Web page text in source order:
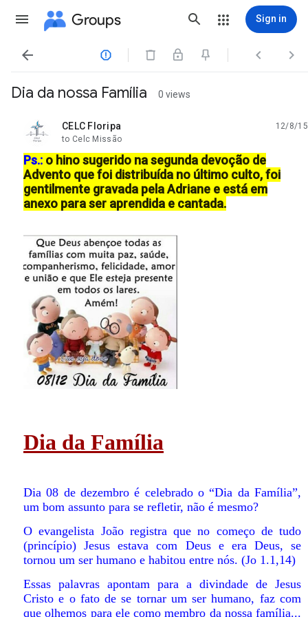
Groups Sign in
   
Dia da nossa Família 0 views
CELC Floripa
unread,
12/8/15
to Celc Missão
Ps.: o hino sugerido na segunda devoção de
Advento que foi distribuída no último culto, foi
gentilmente gravada pela Adriane e está em
anexo para ser aprendida e cantada.
Dia da Família
Dia 08 de dezembro é celebrado o “Dia da Família”,
um bom assunto para se refletir, não é mesmo?
O evangelista João registra que no começo de tudo
(princípio) Jesus estava com Deus e era Deus, se
tornou um ser humano e habitou entre nós. (Jo 1.1,14)
Essas palavras apontam para a divindade de Jesus
Cristo e o fato de se tornar um ser humano, faz com
que olhemos para ele como membro da nossa família...